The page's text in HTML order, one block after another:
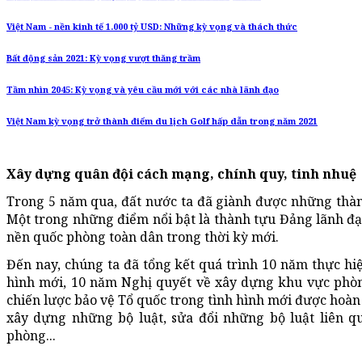
Việt Nam - nền kinh tế 1.000 tỷ USD: Những kỳ vọng và thách thức
Bất động sản 2021: Kỳ vọng vượt thăng trầm
Tầm nhìn 2045: Kỳ vọng và yêu cầu mới với các nhà lãnh đạo
Việt Nam kỳ vọng trở thành điểm du lịch Golf hấp dẫn trong năm 2021
Xây dựng quân đội cách mạng, chính quy, tinh nhuệ
Trong 5 năm qua, đất nước ta đã giành được những
Một trong những điểm nổi bật là thành tựu Đảng lãnh
nền quốc phòng toàn dân trong thời kỳ mới.
Đến nay, chúng ta đã tổng kết quá trình 10 năm thực
hình mới, 10 năm Nghị quyết về xây dựng khu vực
chiến lược bảo vệ Tổ quốc trong tình hình mới được
xây dựng những bộ luật, sửa đổi những bộ luật liên
phòng...